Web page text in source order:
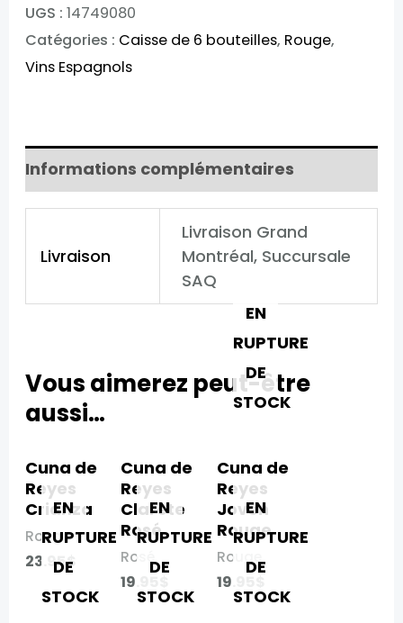
Cuna
de
Reyes
UGS : 14749080
Catégories : Caisse de 6 bouteilles, Rouge,
Vins Espagnols
Informations complémentaires
Livraison
Livraison Grand
Montréal, Succursale
SAQ
Vous aimerez peut-être
aussi…
Cuna de
Reyes
Crianza​
Rouge
23.95$
Cuna de
Reyes
Clarete
Rosé​
Rosé
19.95
EN
RUPTURE
DE
STOCK
Cuna de
Reyes
Joven
Rouge​
Rouge
19.95
EN
RUPTURE
DE
STOCK
EN
RUPTURE
DE
STOCK
EN
RUPTURE
DE
STOCK